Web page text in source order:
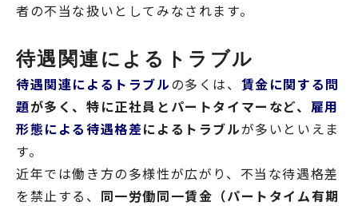
者の不当な扱いとしてみなされます。
待遇関連によるトラブル
待遇関連によるトラブルの多くは、 賃金に関する問
題が多く、特に正社員とパートタイマーなど、 雇用
形態による待遇格差によるトラブルが多いといえま
す。
近年では働き方の多様性が広がり、不当な待遇格差
を禁止する、 同一労働同一賃金（パートタイム有期